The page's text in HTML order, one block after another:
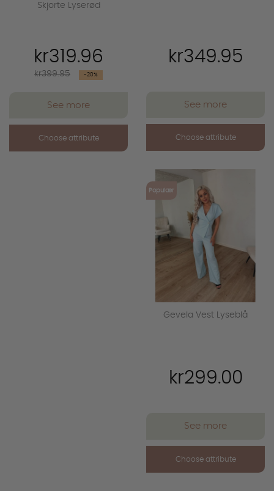
Skjorte Lyserød
kr319.96
Regular
kr399.95 -20%
See more
Choose attribute
kr349.95
See more
Choose attribute
Populær
Gevela Vest Lyseblå
kr299.00
See more
Choose attribute